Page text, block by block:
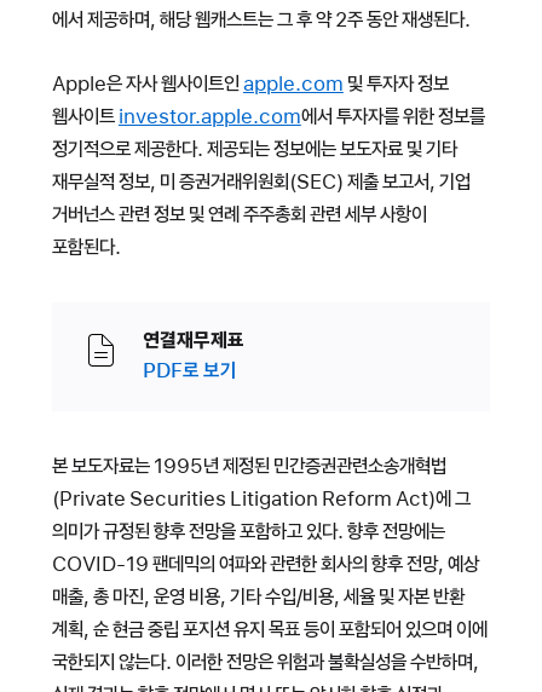
에서 제공하며, 해당 웹캐스트는 그 후 약 2주 동안 재생된다.
Apple은 자사 웹사이트인 apple.com 및 투자자 정보
웹사이트 investor.apple.com에서 투자자를 위한 정보를
정기적으로 제공한다. 제공되는 정보에는 보도자료 및 기타
재무실적 정보, 미 증권거래위원회(SEC) 제출 보고서, 기업
거버넌스 관련 정보 및 연례 주주총회 관련 세부 사항이
포함된다.
연결재무제표
PDF로 보기
본 보도자료는 1995년 제정된 민간증권관련소송개혁법
(Private Securities Litigation Reform Act)에 그
의미가 규정된 향후 전망을 포함하고 있다. 향후 전망에는
COVID-19 팬데믹의 여파와 관련한 회사의 향후 전망, 예상
매출, 총 마진, 운영 비용, 기타 수입/비용, 세율 및 자본 반환
계획, 순 현금 중립 포지션 유지 목표 등이 포함되어 있으며 이에
국한되지 않는다. 이러한 전망은 위험과 불확실성을 수반하며,